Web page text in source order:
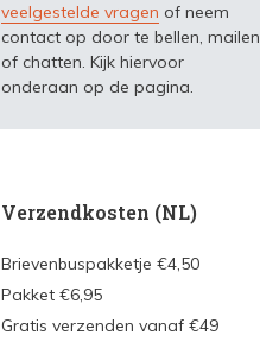
veelgestelde vragen of neem
contact op door te bellen, mailen
of chatten. Kijk hiervoor
onderaan op de pagina.
Verzendkosten (NL)
Brievenbuspakketje €4,50
Pakket €6,95
Gratis verzenden vanaf €49